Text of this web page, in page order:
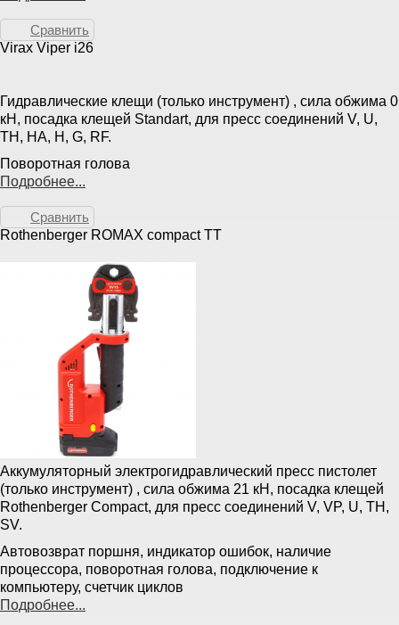
Сравнить
Virax Viper i26
Гидравлические клещи (только инструмент) , сила обжима 0
кН, посадка клещей Standart, для пресс соединений V, U,
TH, HA, H, G, RF.
Поворотная голова
Подробнее...
Сравнить
Rothenberger ROMAX compact TT
Аккумуляторный электрогидравлический пресс пистолет
(только инструмент) , сила обжима 21 кН, посадка клещей
Rothenberger Compact, для пресс соединений V, VP, U, TH,
SV.
Автовозврат поршня, индикатор ошибок, наличие
процессора, поворотная голова, подключение к
компьютеру, счетчик циклов
Подробнее...